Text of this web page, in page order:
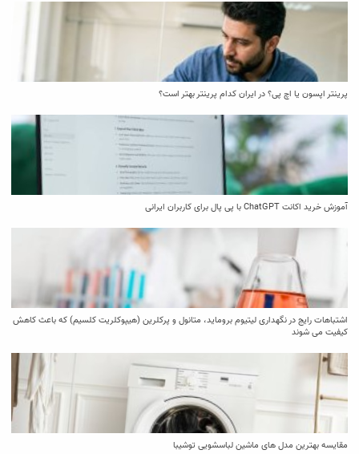
پرینتر اپسون یا اچ پی؟ در ایران کدام پرینتر بهتر است؟
آموزش خرید اکانت ChatGPT با پی پال برای کاربران ایرانی
اشتباهات رایج در نگهداری لیتیوم بروماید، متانول و پرکلرین (هیپوکلریت کلسیم) که باعث کاهش
کیفیت می‌ شوند
مقایسه بهترین مدل ‌های ماشین لباسشویی توشیبا